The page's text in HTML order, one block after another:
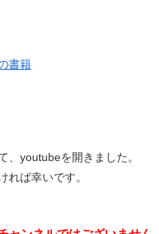
書籍
、youtubeを開きました。
れば幸いです。